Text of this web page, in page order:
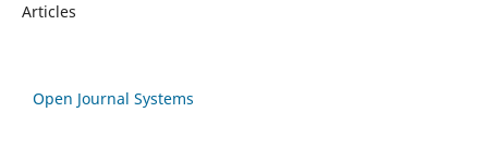
Articles
Open Journal Systems